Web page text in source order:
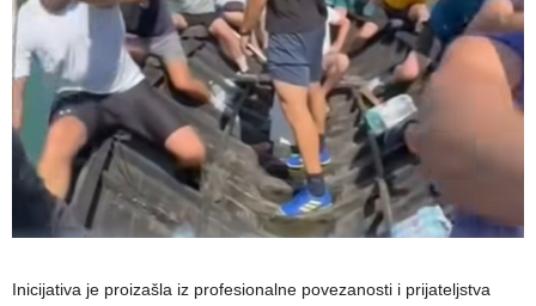
Inicijativa je proizašla iz profesionalne povezanosti i prijateljstva